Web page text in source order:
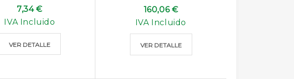
7,34 €
IVA Incluido
VER DETALLE
160,06 €
IVA Incluido
VER DETALLE